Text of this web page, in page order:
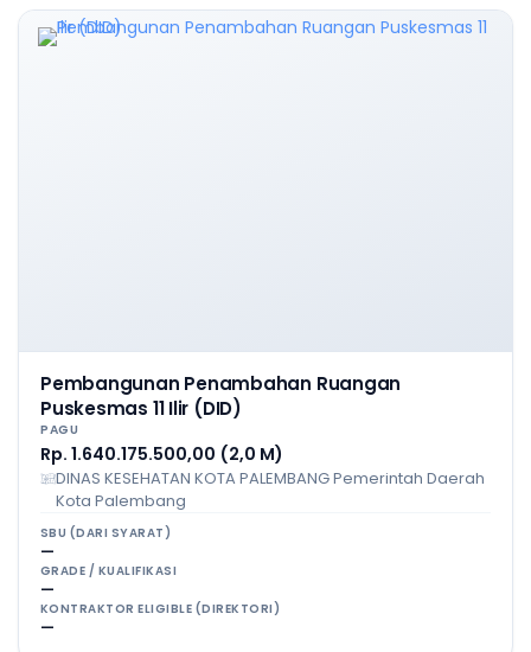
Pembangunan Penambahan Ruangan
Puskesmas 11 Ilir (DID)
PAGU
Rp. 1.640.175.500,00 (2,0 M)
DINAS KESEHATAN KOTA PALEMBANG Pemerintah Daerah
Kota Palembang
SBU (DARI SYARAT)
—
GRADE / KUALIFIKASI
—
KONTRAKTOR ELIGIBLE (DIREKTORI)
—